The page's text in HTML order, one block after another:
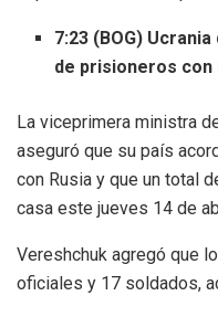
7:23 (BOG)
de prisioneros con
La viceprimera ministra
aseguró que su país
con Rusia y que un total
casa este jueves 14 de
Vereshchuk agregó que
oficiales y 17 soldados,